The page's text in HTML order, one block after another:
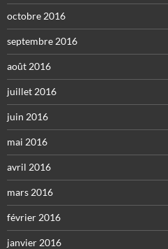
octobre 2016
septembre 2016
août 2016
juillet 2016
juin 2016
mai 2016
avril 2016
mars 2016
février 2016
janvier 2016